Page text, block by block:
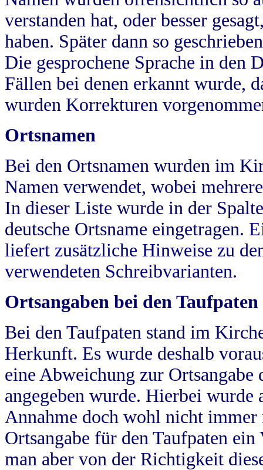
verstanden hat, oder besser
haben. Später dann so
Die gesprochene Sprache in
Fällen bei denen erkannt wurde,
wurden Korrekturen
Ortsnamen
Bei den Ortsnamen wurden im
Namen verwendet, wobei
In dieser Liste wurde in der
deutsche Ortsname eingetragen.
liefert zusätzliche Hinweise zu
verwendeten Schreibvarianten.
Ortsangaben bei den Taufpaten
Bei den Taufpaten stand im
Herkunft. Es wurde deshalb
eine Abweichung zur
angegeben wurde. Hierbei wurde
Annahme doch wohl nicht
Ortsangabe für den Taufpaten
man aber von der Richtigkeit